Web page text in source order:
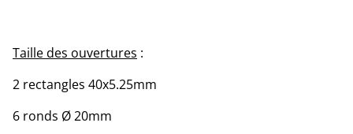
Taille des ouvertures :
2 rectangles 40x5.25mm
6 ronds Ø 20mm